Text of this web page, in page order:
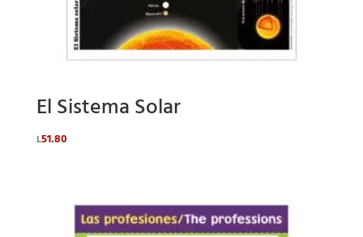
El Sistema Solar
L51.80